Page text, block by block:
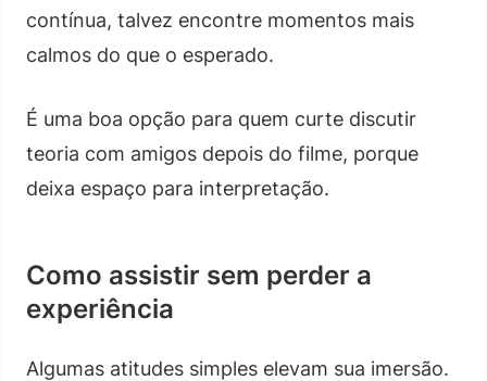
contínua, talvez encontre momentos mais
calmos do que o esperado.
É uma boa opção para quem curte discutir
teoria com amigos depois do filme, porque
deixa espaço para interpretação.
Como assistir sem perder a
experiência
Algumas atitudes simples elevam sua imersão.